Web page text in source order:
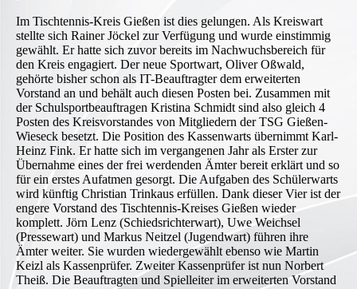
Im Tischtennis-Kreis Gießen ist dies gelungen. Als Kreiswart
stellte sich Rainer Jöckel zur Verfügung und wurde einstimmig
gewählt. Er hatte sich zuvor bereits im Nachwuchsbereich für
den Kreis engagiert. Der neue Sportwart, Oliver Oßwald,
gehörte bisher schon als IT-Beauftragter dem erweiterten
Vorstand an und behält auch diesen Posten bei. Zusammen mit
der Schulsportbeauftragen Kristina Schmidt sind also gleich 4
Posten des Kreisvorstandes von Mitgliedern der TSG Gießen-
Wieseck besetzt. Die Position des Kassenwarts übernimmt Karl-
Heinz Fink. Er hatte sich im vergangenen Jahr als Erster zur
Übernahme eines der frei werdenden Ämter bereit erklärt und so
für ein erstes Aufatmen gesorgt. Die Aufgaben des Schülerwarts
wird künftig Christian Trinkaus erfüllen. Dank dieser Vier ist der
engere Vorstand des Tischtennis-Kreises Gießen wieder
komplett. Jörn Lenz (Schiedsrichterwart), Uwe Weichsel
(Pressewart) und Markus Neitzel (Jugendwart) führen ihre
Ämter weiter. Sie wurden wiedergewählt ebenso wie Martin
Keizl als Kassenprüfer. Zweiter Kassenprüfer ist nun Norbert
Theiß. Die Beauftragten und Spielleiter im erweiterten Vorstand